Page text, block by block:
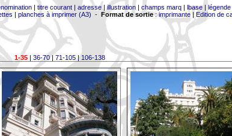
| titre courant| adresse|illustration| champs marq| lbase| légende
| planches à imprimer (A3) - Format de sortie:imprimante| Edition de
1-35| 36-70| 71-105|106-138